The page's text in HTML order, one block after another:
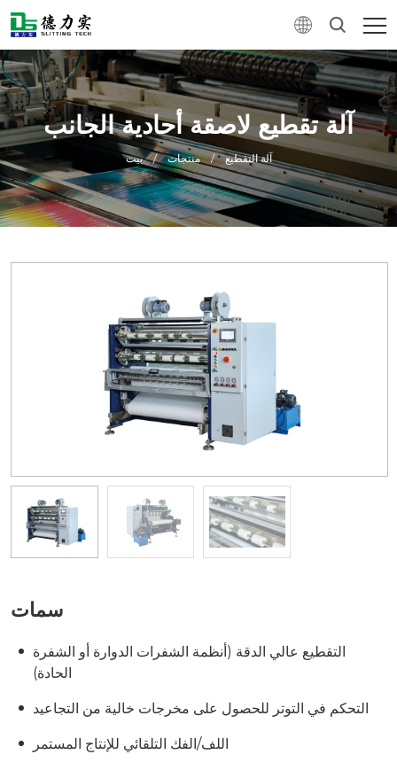
آلة تقطيع لاصقة أحادية الجانب
بيت / منتجات / آلة التقطيع0
سمات
التقطيع عالي الدقة (أنظمة الشفرات الدوارة أو الشفرة
الحادة)
التحكم في التوتر للحصول على مخرجات خالية من التجاعيد
اللف/الفك التلقائي للإنتاج المستمر